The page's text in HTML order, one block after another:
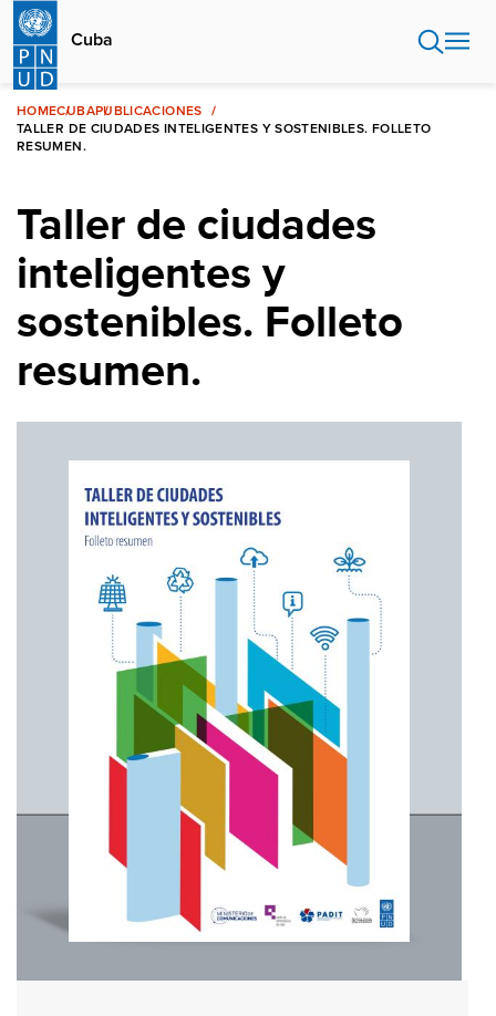
Pasar
contenido
principal
Cuba
HOMECUBAPUBLICACIONES
TALLER DE CIUDADES INTELIGENTES Y SOSTENIBLES. FOLLETO
RESUMEN.
Taller de ciudades
inteligentes y
sostenibles. Folleto
resumen.